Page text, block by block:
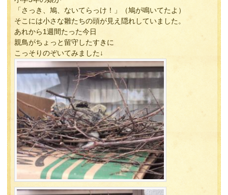
「さっき、鳩、ないてらっけ！」（鳩が鳴いてたよ）
そこには小さな雛たちの頭が見え隠れしていました。
あれから1週間たった今日
親鳥がちょっと留守したすきに
こっそりのぞいてみました↓